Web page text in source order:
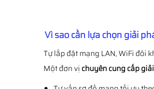
Vì sao cần lựa chọn giải
Tự lắp đặt mạng LAN, WiFi đôi
Một đơn vị chuyên cung cấp